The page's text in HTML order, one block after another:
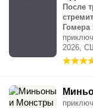
После
2026,